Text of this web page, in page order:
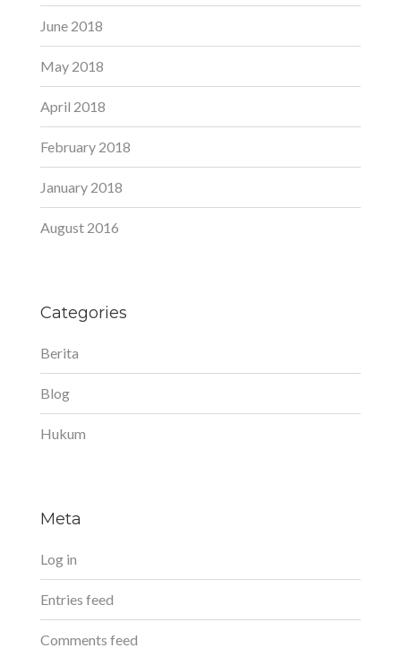
June 2018
May 2018
April 2018
February 2018
January 2018
August 2016
Categories
Berita
Blog
Hukum
Meta
Log in
Entries feed
Comments feed